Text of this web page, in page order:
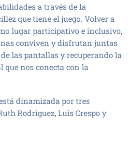
a través de la
que tiene el juego. Volver a
lugar participativo e inclusivo,
conviven y disfrutan juntas
las pantallas y recuperando la
que nos conecta con la
dinamizada por tres
Rodríguez, Luis Crespo y